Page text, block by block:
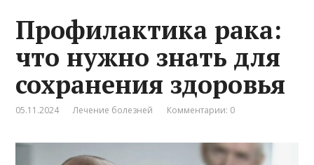
Профилактика рака:
что нужно знать для
сохранения здоровья
05.11.2024 Лечение болезней Комментарии: 0